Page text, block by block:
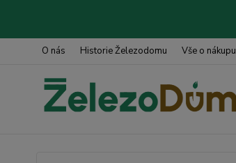
O nás Historie Železodomu Vše o nákupu